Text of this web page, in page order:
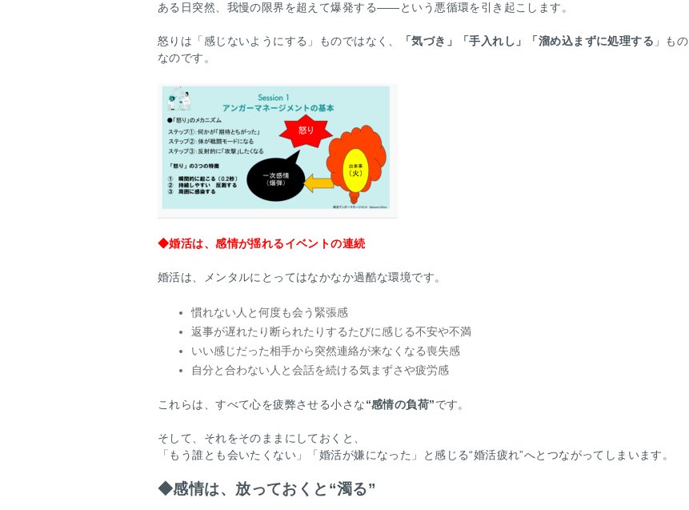
ある日突然、我慢の限界を超えて爆発する――という悪循環を引き起こします。
怒りは「感じないようにする」ものではなく、 「気づき」「手入れし」「溜め込まずに処理する 」もの
なのです。
◆婚活は、感情が揺れるイベントの連続
婚活は、メンタルにとってはなかなか過酷な環境です。
慣れない人と何度も会う緊張感
返事が遅れたり断られたりするたびに感じる不安や不満
いい感じだった相手から突然連絡が来なくなる喪失感
自分と合わない人と会話を続ける気まずさや疲労感
これらは、すべて心を疲弊させる小さな“感情の負荷”です。
そして、それをそのままにしておくと、
「もう誰とも会いたくない」「婚活が嫌になった」と感じる“婚活疲れ”へとつながってしまいます。
◆感情は、放っておくと“濁る”